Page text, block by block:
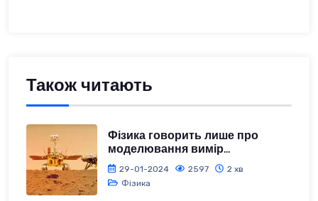
Також читають
Фізика говорить лише про
моделювання вимір...
29-01-2024 2597
2 хв
Фізика